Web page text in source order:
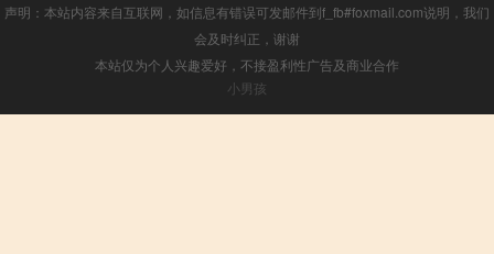
声明：本站内容来自互联网，如信息有错误可发邮件到f_fb#foxmail.com说明，我们
会及时纠正，谢谢
本站仅为个人兴趣爱好，不接盈利性广告及商业合作
小男孩